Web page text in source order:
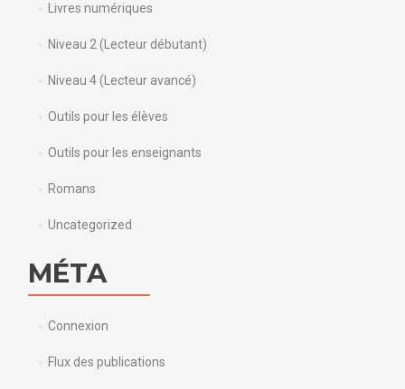
Livres numériques
Niveau 2 (Lecteur débutant)
Niveau 4 (Lecteur avancé)
Outils pour les élèves
Outils pour les enseignants
Romans
Uncategorized
MÉTA
Connexion
Flux des publications